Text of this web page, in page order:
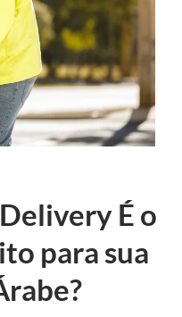
É o
para sua